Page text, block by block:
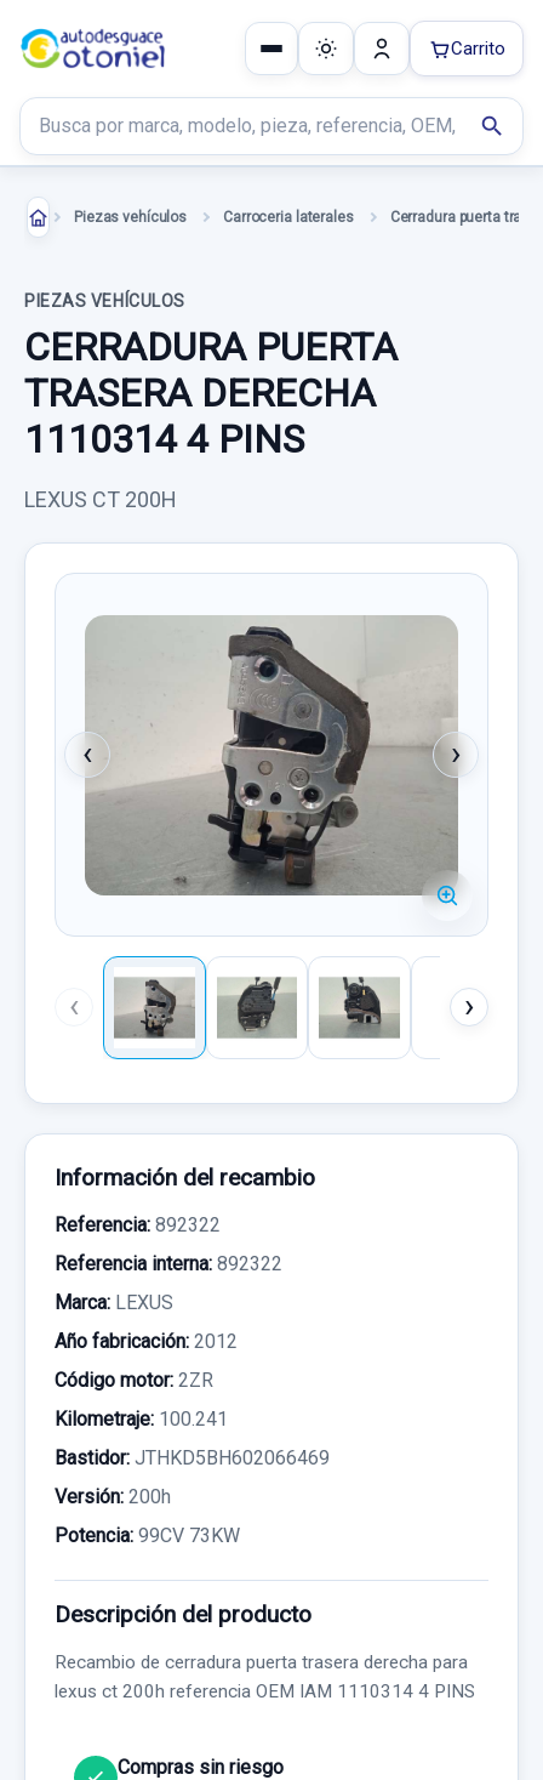
Buscar productos
search
Carrito
Piezas vehículos Carroceria laterales
PIEZAS VEHÍCULOS
CERRADURA PUERTA
TRASERA DERECHA
1110314 4 PINS
LEXUS CT 200H
‹ ›
‹ ›
Información del recambio
Referencia: 892322
Referencia interna: 892322
Marca: LEXUS
Año fabricación: 2012
Código motor: 2ZR
Kilometraje: 100.241
Bastidor: JTHKD5BH602066469
Versión: 200h
Potencia: 99CV 73KW
Descripción del producto
Recambio de cerradura puerta trasera derecha para
lexus ct 200h referencia OEM IAM 1110314 4 PINS
Compras sin riesgo